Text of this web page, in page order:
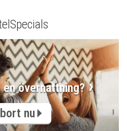
övernattning?
nu